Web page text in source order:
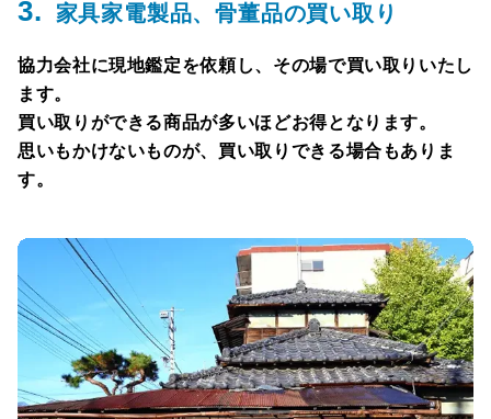
3. 家具家電製品、骨董品の買い取り
協力会社に現地鑑定を依頼し、その場で買い取りいたし
ます。
買い取りができる商品が多いほどお得となります。
思いもかけないものが、買い取りできる場合もありま
す。